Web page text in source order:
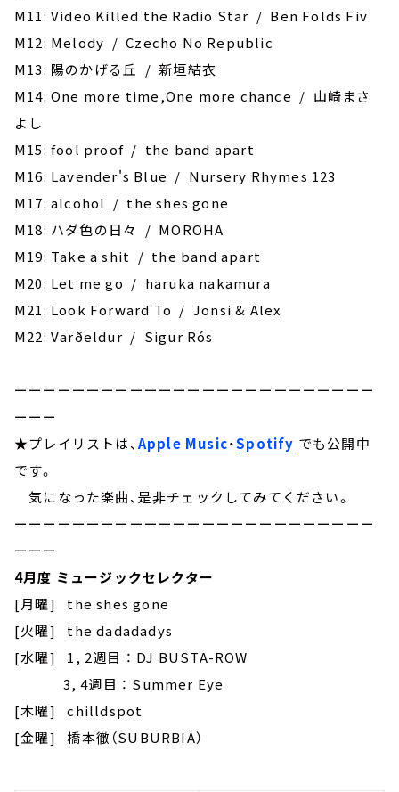
M11: Video Killed the Radio Star / Ben Folds Fiv
M12: Melody / Czecho No Republic
M13: 陽のかげる丘 / 新垣結衣
M14: One more time,One more chance / 山崎まさ
よし
M15: fool proof / the band apart
M16: Lavender's Blue / Nursery Rhymes 123
M17: alcohol / the shes gone
M18: ハダ色の日々 / MOROHA
M19: Take a shit / the band apart
M20: Let me go / haruka nakamura
M21: Look Forward To / Jonsi & Alex
M22: Varðeldur / Sigur Rós
ーーーーーーーーーーーーーーーーーーーーーーーーー
ーーー
★プレイリストは、Apple Music・Spotify でも公開中
です。
気になった楽曲、是非チェックしてみてください。
ーーーーーーーーーーーーーーーーーーーーーーーーー
ーーー
4月度 ミュージックセレクター
[月曜] the shes gone
[火曜] the dadadadys
[水曜] 1, 2週目 ： DJ BUSTA-ROW
3, 4週目 ： Summer Eye
[木曜] chilldspot
[金曜] 橋本徹（SUBURBIA）